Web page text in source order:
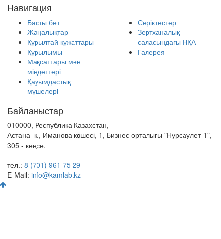
Навигация
Басты бет
Жаңалықтар
Құрылтай құжаттары
Құрылымы
Мақсаттары мен
міндеттері
Қауымдастық
мүшелері
Серіктестер
Зертханалық
саласындағы НҚА
Галерея
Байланыстар
010000, Республика Казахстан,
Астана қ., Иманова көшесі, 1, Бизнес орталығы "Нурсаулет-1",
305 - кеңсе.
тел.: 8 (701) 961 75 29
E-Mail: info@kamlab.kz